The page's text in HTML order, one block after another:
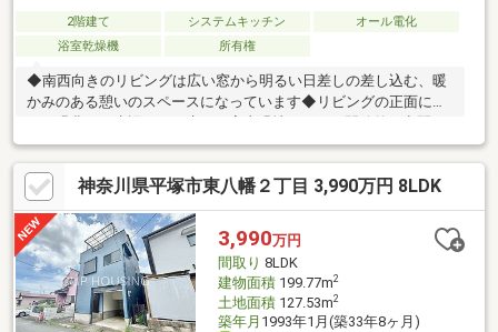
2階建て システムキッチン
オール電化
浴室乾燥機
所有権
◆南西向きのリビングは広い窓から明るい日差しの差し込む、暖
かみのある憩いのスペースになっています◆リビングの正面に
四季折々の風景を楽しむことができます◆2階の洋室10帖には、
洗面台があり、朝の身支度時や就寝前のルーティンがスムーズに
行うことができ、朝の忙しい時間帯に、洗面が2カ所あることで、
ご家族がストレスなく身支度ができます◇◆お子様のいるご家庭
にとって正面の宮山緑地は、車の往来を気にせず、自然を身近に
感じながら元気いっぱい遊べるスペースになり安心です◇◆近隣
には月極駐車場がありますので、駐車場のご相談も承ります♪
神奈川県平塚市東八幡２丁目 3,990万円 8LDK
3,990万円
間取り 8LDK
建物面積199.77m2
土地面積127.53m2
築年月 1993年1月(築33年8ヶ月)